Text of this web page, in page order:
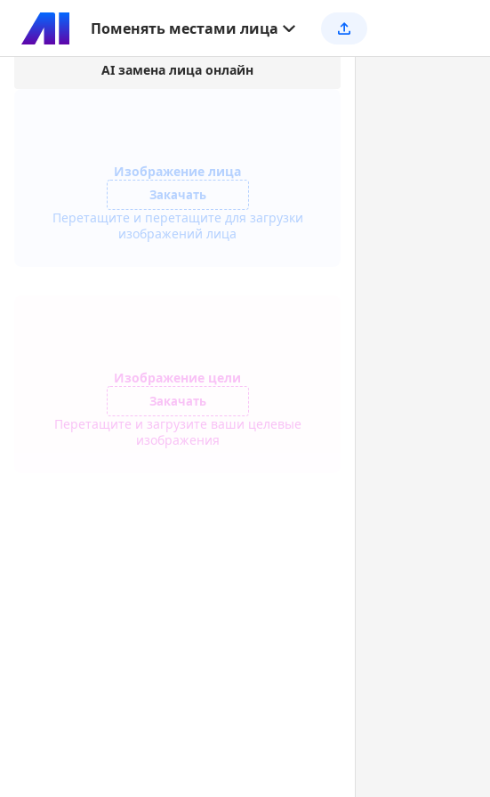
Поменять местами лица
AI замена лица онлайн
Изображение лица
Закачать
Перетащите и перетащите для загрузки
изображений лица
Изображение цели
Закачать
Перетащите и загрузите ваши целевые
изображения